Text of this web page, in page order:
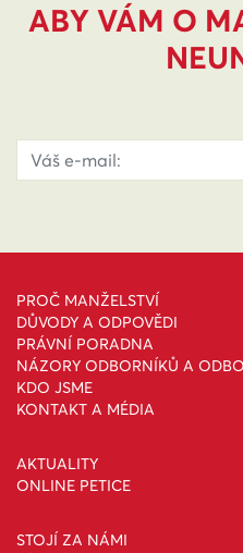
ABY VÁM O
PROČ MANŽELSTVÍ
DŮVODY A ODPOVĚDI
PRÁVNÍ PORADNA
NÁZORY ODBORNÍKŮ A
KDO JSME
KONTAKT A MÉDIA
AKTUALITY
ONLINE PETICE
STOJÍ ZA NÁMI